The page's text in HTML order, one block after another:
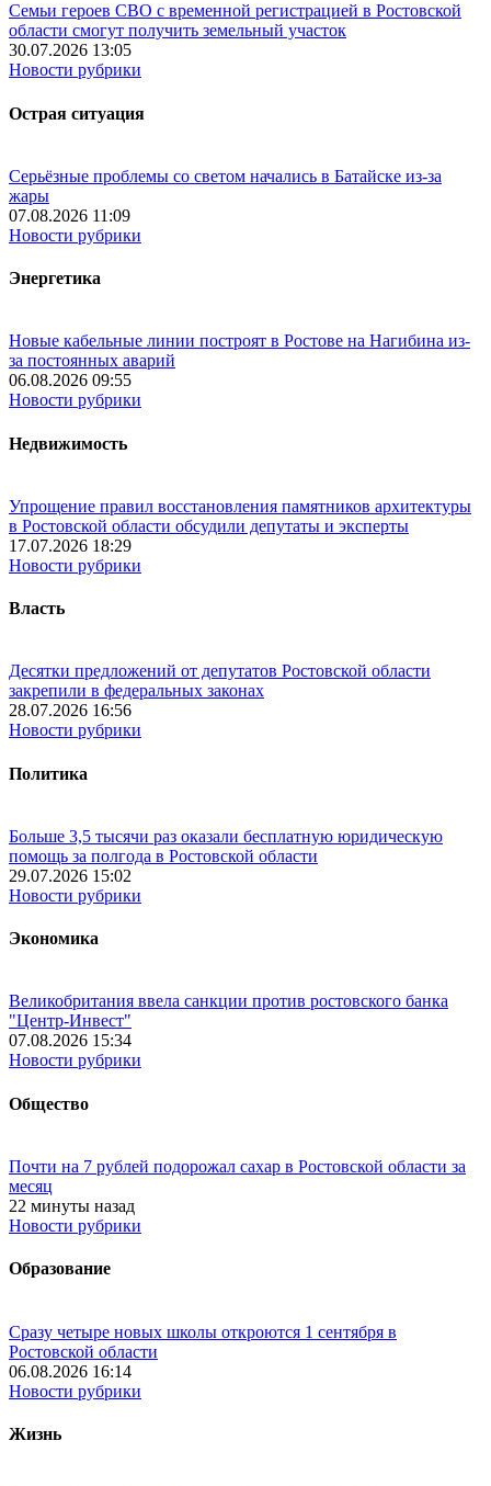
Семьи героев СВО с временной регистрацией в Ростовской
области смогут получить земельный участок
30.07.2026 13:05
Новости рубрики
Острая ситуация
Серьёзные проблемы со светом начались в Батайске из-за
жары
07.08.2026 11:09
Новости рубрики
Энергетика
Новые кабельные линии построят в Ростове на Нагибина из-
за постоянных аварий
06.08.2026 09:55
Новости рубрики
Недвижимость
Упрощение правил восстановления памятников архитектуры
в Ростовской области обсудили депутаты и эксперты
17.07.2026 18:29
Новости рубрики
Власть
Десятки предложений от депутатов Ростовской области
закрепили в федеральных законах
28.07.2026 16:56
Новости рубрики
Политика
Больше 3,5 тысячи раз оказали бесплатную юридическую
помощь за полгода в Ростовской области
29.07.2026 15:02
Новости рубрики
Экономика
Великобритания ввела санкции против ростовского банка
"Центр-Инвест"
07.08.2026 15:34
Новости рубрики
Общество
Почти на 7 рублей подорожал сахар в Ростовской области за
месяц
22 минуты назад
Новости рубрики
Образование
Сразу четыре новых школы откроются 1 сентября в
Ростовской области
06.08.2026 16:14
Новости рубрики
Жизнь